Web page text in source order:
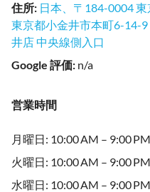
住所: 日本、〒184-0004
東京都小金井市本町6-14-
井店 中央線側入口
Google 評価: n/a
営業時間
月曜日: 10:00 AM – 9:00 PM
火曜日: 10:00 AM – 9:00 PM
水曜日: 10:00 AM – 9:00 PM